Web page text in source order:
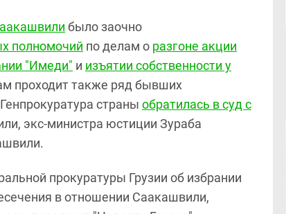
было заочно
полномочий по делам о разгоне акции
"Имеди" и изъятии собственности у
проходит также ряд бывших
страны обратилась в суд с
экс-министра юстиции Зураба
прокуратуры Грузии об избрании
в отношении Саакашвили,